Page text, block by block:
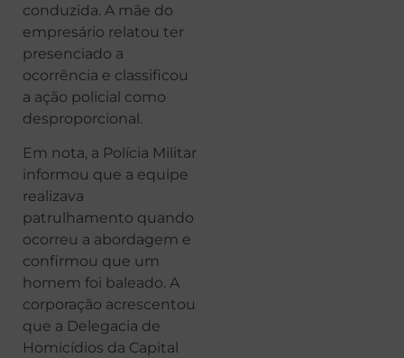
conduzida. A mãe do
empresário relatou ter
presenciado a
ocorrência e classificou
a ação policial como
desproporcional.
Em nota, a Polícia Militar
informou que a equipe
realizava
patrulhamento quando
ocorreu a abordagem e
confirmou que um
homem foi baleado. A
corporação acrescentou
que a Delegacia de
Homicídios da Capital